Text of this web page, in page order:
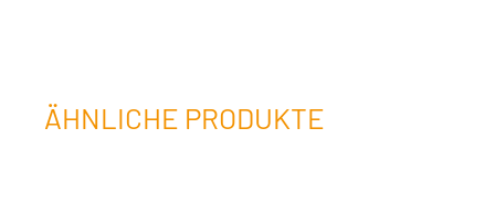
ÄHNLICHE PRODUKTE